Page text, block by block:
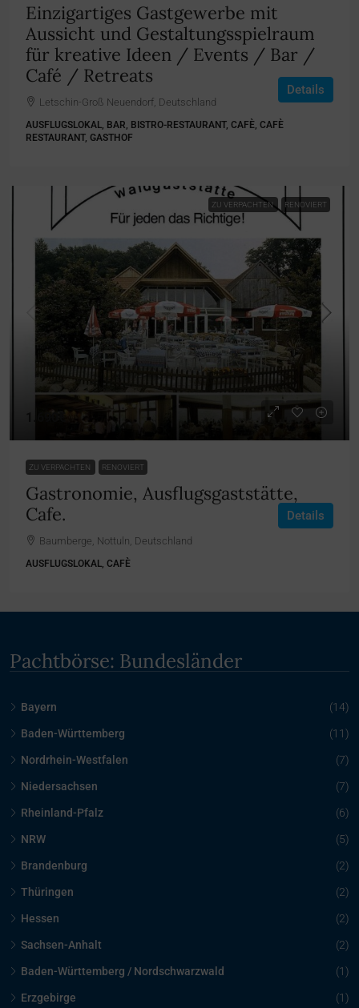
Einzigartiges Gastgewerbe mit
Aussicht und Gestaltungsspielraum
für kreative Ideen / Events / Bar /
Café / Retreats
Letschin-Groß Neuendorf, Deutschland
AUSFLUGSLOKAL, BAR, BISTRO-RESTAURANT, CAFÈ, CAFÈ
RESTAURANT, GASTHOF
Details
ZU VERPACHTEN RENOVIERT
1.690€
ZU VERPACHTEN RENOVIERT
Gastronomie, Ausflugsgaststätte,
Cafe.
Baumberge, Nottuln, Deutschland
AUSFLUGSLOKAL, CAFÈ
Details
Pachtbörse: Bundesländer
Bayern (14)
Baden-Württemberg (11)
Nordrhein-Westfalen (7)
Niedersachsen (7)
Rheinland-Pfalz (6)
NRW (5)
Brandenburg (2)
Thüringen (2)
Hessen (2)
Sachsen-Anhalt (2)
Baden-Württemberg / Nordschwarzwald (1)
Erzgebirge (1)